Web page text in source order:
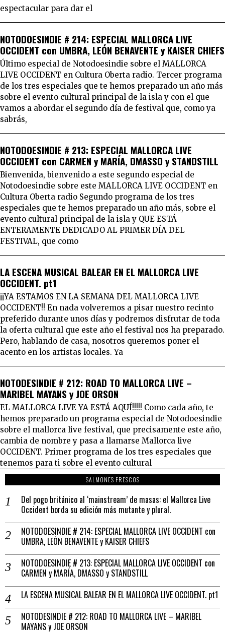
espectacular para dar el
NOTODOESINDIE # 214: ESPECIAL MALLORCA LIVE
OCCIDENT con UMBRA, LEÓN BENAVENTE y KAISER CHIEFS
Último especial de Notodoesindie sobre el MALLORCA
LIVE OCCIDENT en Cultura Oberta radio. Tercer programa
de los tres especiales que te hemos preparado un año más
sobre el evento cultural principal de la isla y con el que
vamos a abordar el segundo día de festival que, como ya
sabrás,
NOTODOESINDIE # 213: ESPECIAL MALLORCA LIVE
OCCIDENT con CARMEN y MARÍA, DMASSO y STANDSTILL
Bienvenida, bienvenido a este segundo especial de
Notodoesindie sobre este MALLORCA LIVE OCCIDENT en
Cultura Oberta radio Segundo programa de los tres
especiales que te hemos preparado un año más, sobre el
evento cultural principal de la isla y QUE ESTÁ
ENTERAMENTE DEDICADO AL PRIMER DÍA DEL
FESTIVAL, que como
LA ESCENA MUSICAL BALEAR EN EL MALLORCA LIVE
OCCIDENT. pt1
¡¡YA ESTAMOS EN LA SEMANA DEL MALLORCA LIVE
OCCIDENT!! En nada volveremos a pisar nuestro recinto
preferido durante unos días y podremos disfrutar de toda
la oferta cultural que este año el festival nos ha preparado.
Pero, hablando de casa, nosotros queremos poner el
acento en los artistas locales. Ya
NOTODESINDIE # 212: ROAD TO MALLORCA LIVE –
MARIBEL MAYANS y JOE ORSON
EL MALLORCA LIVE YA ESTÁ AQUÍ!!!!! Como cada año, te
hemos preparado un programa especial de Notodoesindie
sobre el mallorca live festival, que precisamente este año,
cambia de nombre y pasa a llamarse Mallorca live
OCCIDENT. Primer programa de los tres especiales que
tenemos para ti sobre el evento cultural
SALMONES FRESCOS
Del pogo británico al ‘mainstream’ de masas: el Mallorca Live
Occident borda su edición más mutante y plural.
NOTODOESINDIE # 214: ESPECIAL MALLORCA LIVE OCCIDENT con
UMBRA, LEÓN BENAVENTE y KAISER CHIEFS
NOTODOESINDIE # 213: ESPECIAL MALLORCA LIVE OCCIDENT con
CARMEN y MARÍA, DMASSO y STANDSTILL
LA ESCENA MUSICAL BALEAR EN EL MALLORCA LIVE OCCIDENT. pt1
NOTODESINDIE # 212: ROAD TO MALLORCA LIVE – MARIBEL
MAYANS y JOE ORSON